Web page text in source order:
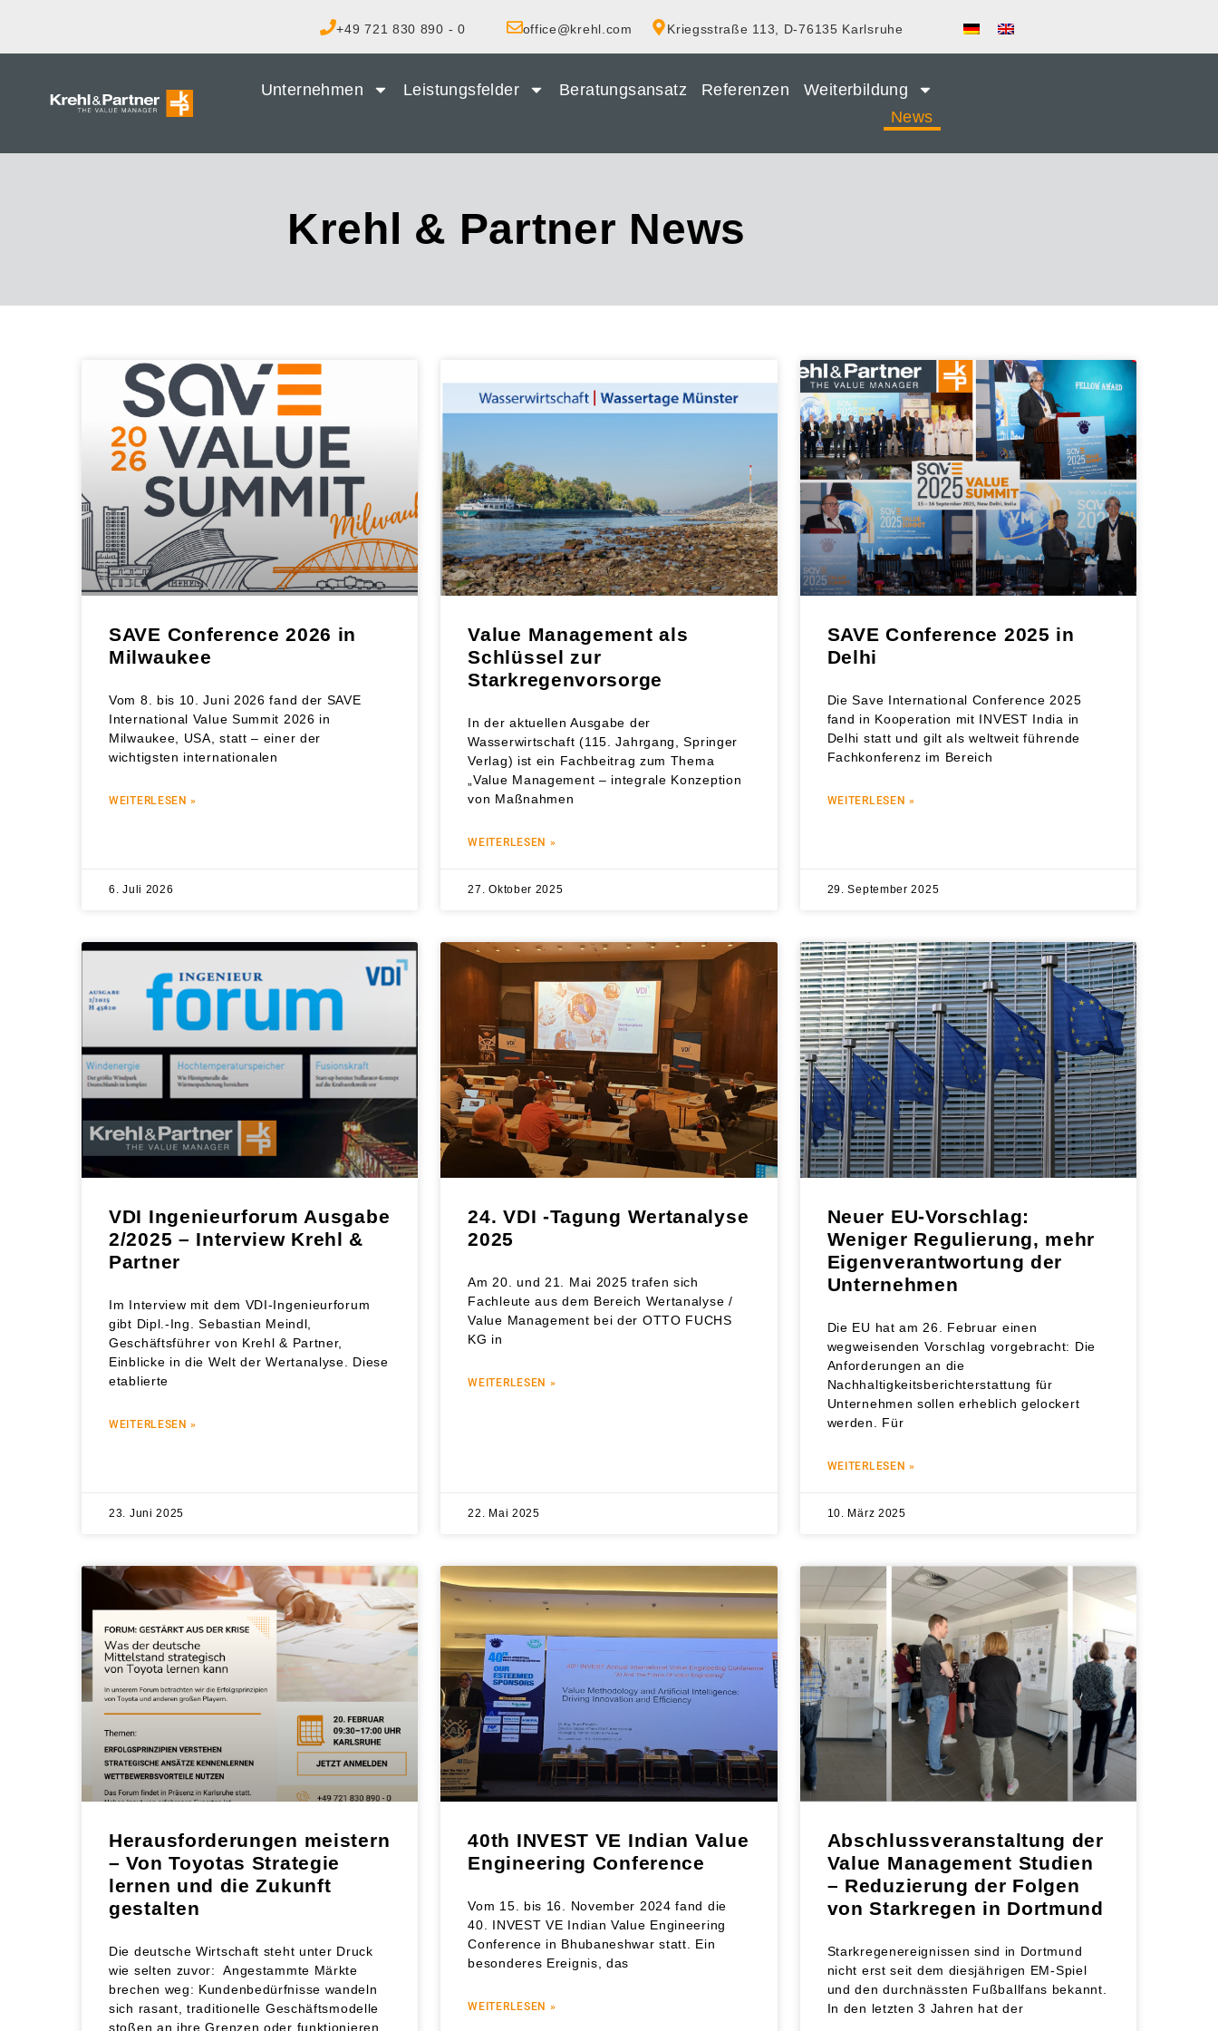
+49 721 830 890 - 0 office@krehl.com Kriegsstraße 113, D-76135 Karlsruhe
Unternehmen Leistungsfelder Beratungsansatz Referenzen
Weiterbildung
News
Krehl & Partner News
SAVE Conference 2026 in
Milwaukee
Vom 8. bis 10. Juni 2026 fand der SAVE
International Value Summit 2026 in
Milwaukee, USA, statt – einer der
wichtigsten internationalen
WEITERLESEN »
6. Juli 2026
Value Management als
Schlüssel zur
Starkregenvorsorge
In der aktuellen Ausgabe der
Wasserwirtschaft (115. Jahrgang, Springer
Verlag) ist ein Fachbeitrag zum Thema
„Value Management – integrale Konzeption
von Maßnahmen
WEITERLESEN »
27. Oktober 2025
SAVE Conference 2025 in
Delhi
Die Save International Conference 2025
fand in Kooperation mit INVEST India in
Delhi statt und gilt als weltweit führende
Fachkonferenz im Bereich
WEITERLESEN »
29. September 2025
VDI Ingenieurforum Ausgabe
2/2025 – Interview Krehl &
Partner
Im Interview mit dem VDI-Ingenieurforum
gibt Dipl.-Ing. Sebastian Meindl,
Geschäftsführer von Krehl & Partner,
Einblicke in die Welt der Wertanalyse. Diese
etablierte
WEITERLESEN »
23. Juni 2025
24. VDI -Tagung Wertanalyse
2025
Am 20. und 21. Mai 2025 trafen sich
Fachleute aus dem Bereich Wertanalyse /
Value Management bei der OTTO FUCHS
KG in
WEITERLESEN »
22. Mai 2025
Neuer EU-Vorschlag:
Weniger Regulierung, mehr
Eigenverantwortung der
Unternehmen
Die EU hat am 26. Februar einen
wegweisenden Vorschlag vorgebracht: Die
Anforderungen an die
Nachhaltigkeitsberichterstattung für
Unternehmen sollen erheblich gelockert
werden. Für
WEITERLESEN »
10. März 2025
Herausforderungen meistern
– Von Toyotas Strategie
lernen und die Zukunft
gestalten
Die deutsche Wirtschaft steht unter Druck
wie selten zuvor: Angestammte Märkte
brechen weg: Kundenbedürfnisse wandeln
sich rasant, traditionelle Geschäftsmodelle
stoßen an ihre Grenzen oder funktionieren
40th INVEST VE Indian Value
Engineering Conference
Vom 15. bis 16. November 2024 fand die
40. INVEST VE Indian Value Engineering
Conference in Bhubaneshwar statt. Ein
besonderes Ereignis, das
WEITERLESEN »
Abschlussveranstaltung der
Value Management Studien
– Reduzierung der Folgen
von Starkregen in Dortmund
Starkregenereignissen sind in Dortmund
nicht erst seit dem diesjährigen EM-Spiel
und den durchnässten Fußballfans bekannt.
In den letzten 3 Jahren hat der